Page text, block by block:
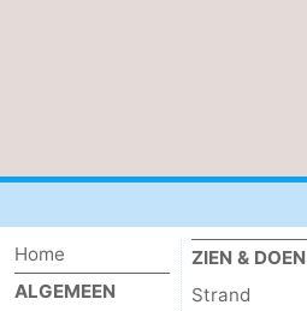
Home
ALGEMEEN
ZIEN & DOEN
Strand